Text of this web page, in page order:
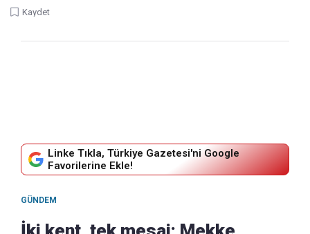
Kaydet
Linke Tıkla, Türkiye Gazetesi'ni Google
Favorilerine Ekle!
GÜNDEM